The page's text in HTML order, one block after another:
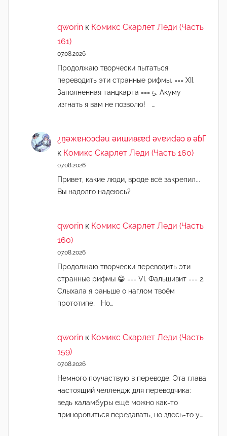
qworin к Комикс Скарлет Леди (Часть
161)
07.08.2026
Продолжаю творчески пытаться
переводить эти странные рифмы. === XII.
Заполненная танцкарта === 5. Акуму
изгнать я вам не позволю! …
¿n̯ǝжɐноɔdǝu ǝиɯиʚεɐd ǝvɐиdǝɔ ʚ ǝɓГ
к Комикс Скарлет Леди (Часть 160)
07.08.2026
Привет, какие люди, вроде всё закрепил...
Вы надолго надеюсь?
qworin к Комикс Скарлет Леди (Часть
160)
07.08.2026
Продолжаю творчески переводить эти
странные рифмы 😁 === VI. Фальшивит === 2.
Слыхала я раньше о наглом твоём
прототипе, Но…
qworin к Комикс Скарлет Леди (Часть
159)
07.08.2026
Немного поучаствую в переводе. Эта глава
настоящий челлендж для переводчика:
ведь каламбуры ещё можно как-то
приноровиться передавать, но здесь-то у…